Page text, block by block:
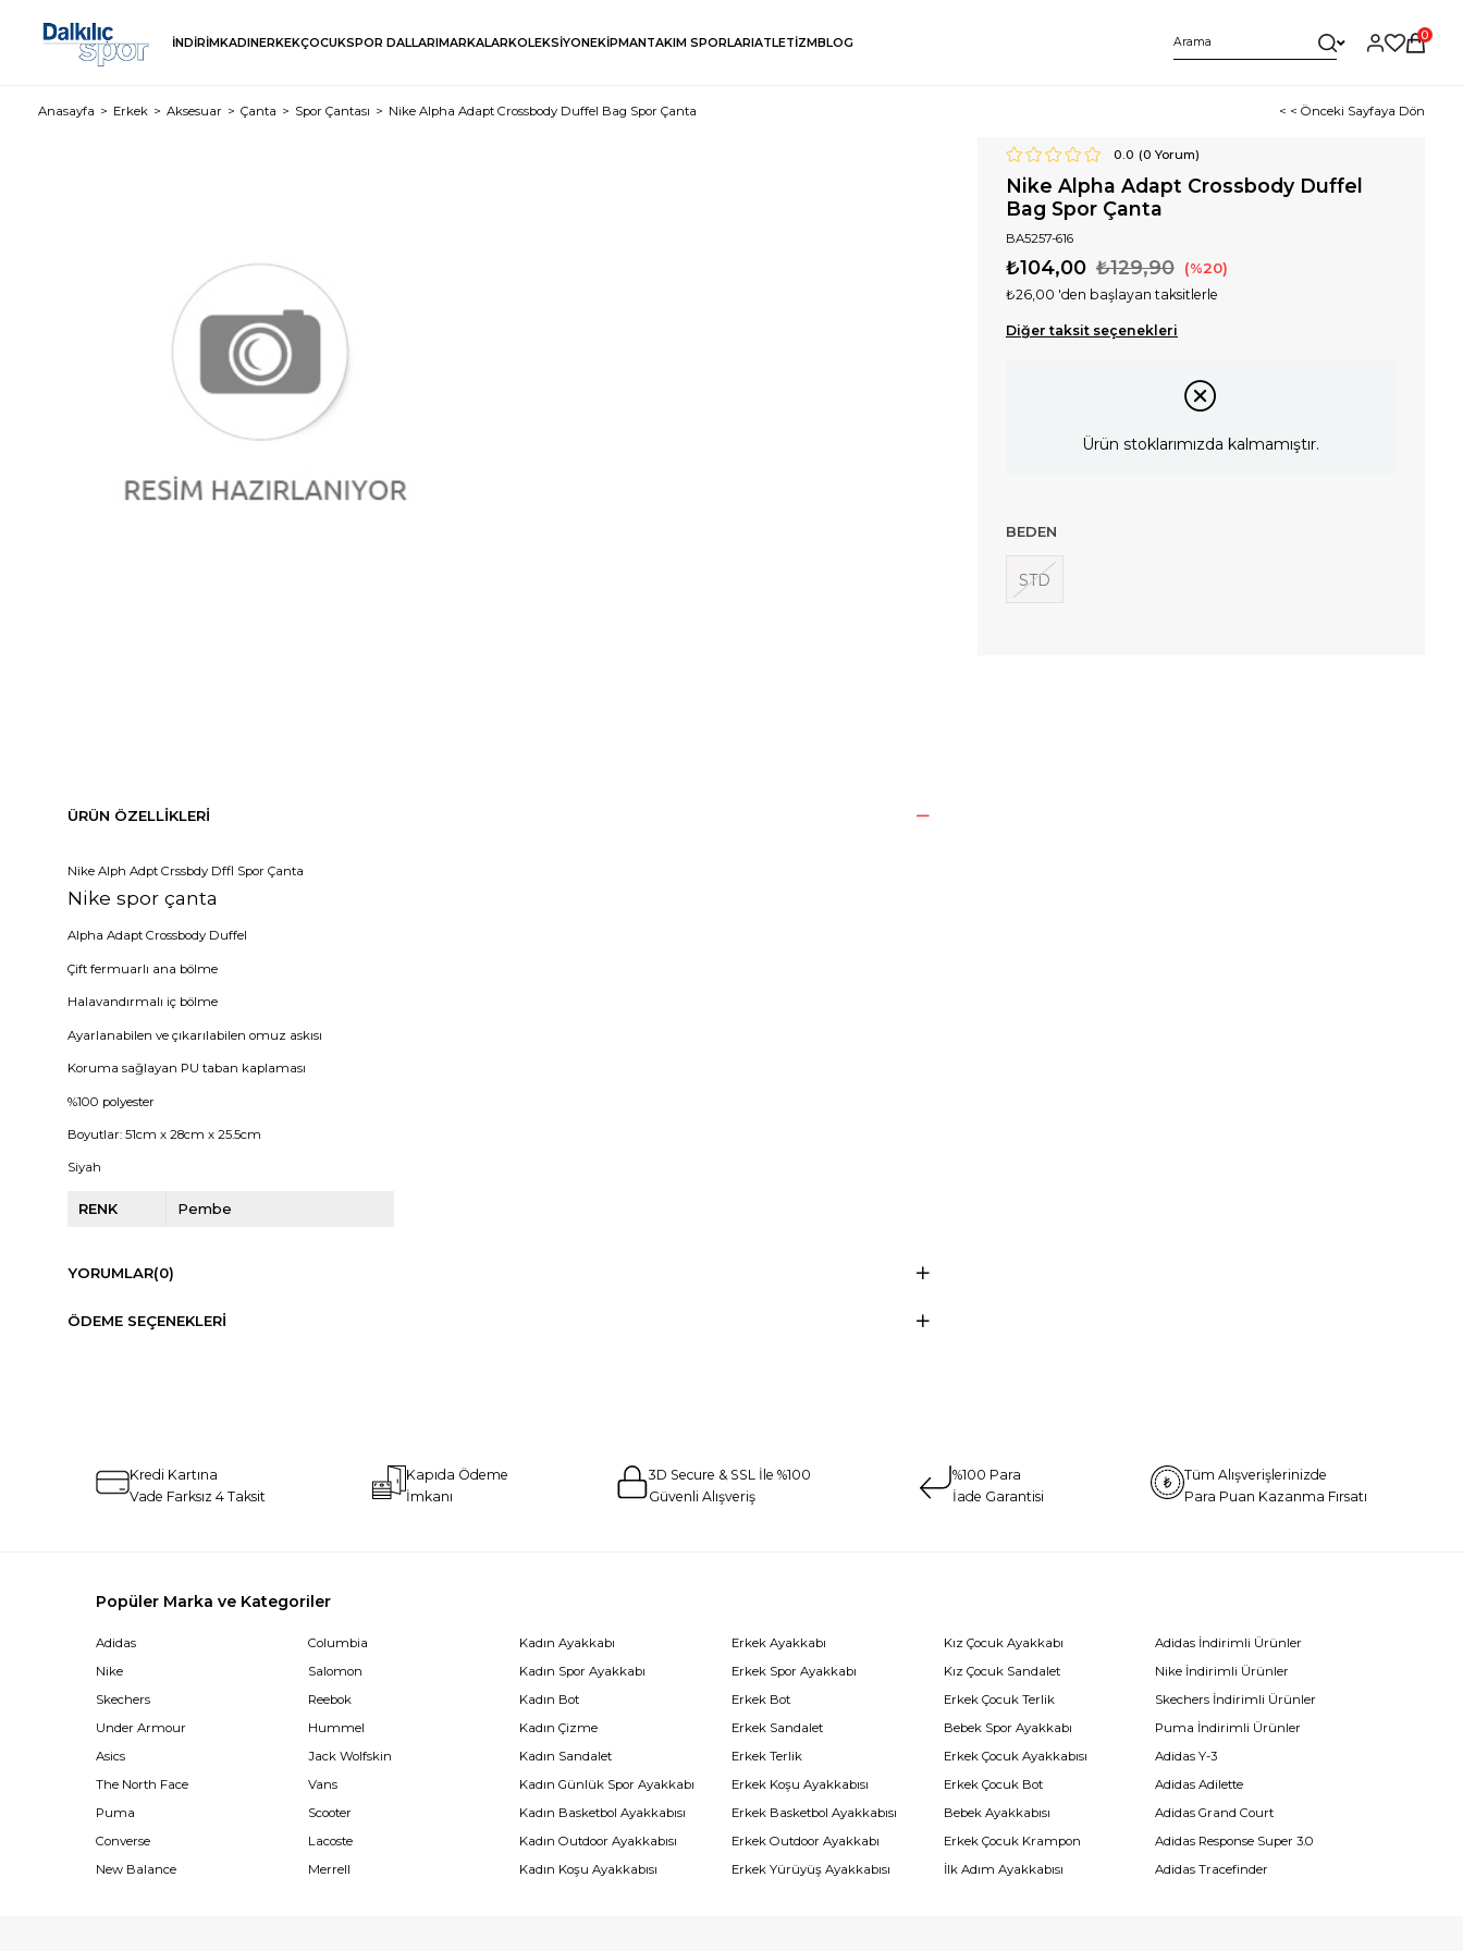
İNDİRİMKADINERKEKÇOCUKSPOR DALLARIMARKALARKOLEKSİYONEKİPMANTAKIM SPORLARIATLETİZMBLOG
0
Anasayfa Erkek Aksesuar Çanta Spor Çantası Nike Alpha Adapt Crossbody Duffel Bag Spor Çanta < < Önceki Sayfaya Dön
0.0 (0 Yorum)
Nike Alpha Adapt Crossbody Duffel
Bag Spor Çanta
BA5257-616
₺129,90
₺104,00 20
₺26,00 'den başlayan taksitlerle
Diğer taksit seçenekleri
Ürün stoklarımızda kalmamıştır.
BEDEN
STD
ÜRÜN ÖZELLIKLERI
Nike Alph Adpt Crssbdy Dffl Spor Çanta
Nike spor çanta
Alpha Adapt Crossbody Duffel
Çift fermuarlı ana bölme
Halavandırmalı iç bölme
Ayarlanabilen ve çıkarılabilen omuz askısı
Koruma sağlayan PU taban kaplaması
%100 polyester
Boyutlar: 51cm x 28cm x 25.5cm
Siyah
RENK Pembe
YORUMLAR(0)
ÖDEME SEÇENEKLERI
Kredi Kartına
Vade Farksız 4 Taksit
Kapıda Ödeme
İmkanı
3D Secure & SSL İle %100
Güvenli Alışveriş
%100 Para
İade Garantisi
Tüm Alışverişlerinizde
Para Puan Kazanma Fırsatı
Popüler Marka ve Kategoriler
Adidas
Nike
Skechers
Under Armour
Asics
The North Face
Puma
Converse
New Balance
Columbia
Salomon
Reebok
Hummel
Jack Wolfskin
Vans
Scooter
Lacoste
Merrell
Kadın Ayakkabı
Kadın Spor Ayakkabı
Kadın Bot
Kadın Çizme
Kadın Sandalet
Kadın Günlük Spor Ayakkabı
Kadın Basketbol Ayakkabısı
Kadın Outdoor Ayakkabısı
Kadın Koşu Ayakkabısı
Erkek Ayakkabı
Erkek Spor Ayakkabı
Erkek Bot
Erkek Sandalet
Erkek Terlik
Erkek Koşu Ayakkabısı
Erkek Basketbol Ayakkabısı
Erkek Outdoor Ayakkabı
Erkek Yürüyüş Ayakkabısı
Kız Çocuk Ayakkabı
Kız Çocuk Sandalet
Erkek Çocuk Terlik
Bebek Spor Ayakkabı
Erkek Çocuk Ayakkabısı
Erkek Çocuk Bot
Bebek Ayakkabısı
Erkek Çocuk Krampon
İlk Adım Ayakkabısı
Adidas İndirimli Ürünler
Nike İndirimli Ürünler
Skechers İndirimli Ürünler
Puma İndirimli Ürünler
Adidas Y-3
Adidas Adilette
Adidas Grand Court
Adidas Response Super 3.0
Adidas Tracefinder